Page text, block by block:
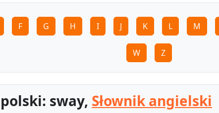
F G H I J K L M
W Z
sway, Słownik angielski